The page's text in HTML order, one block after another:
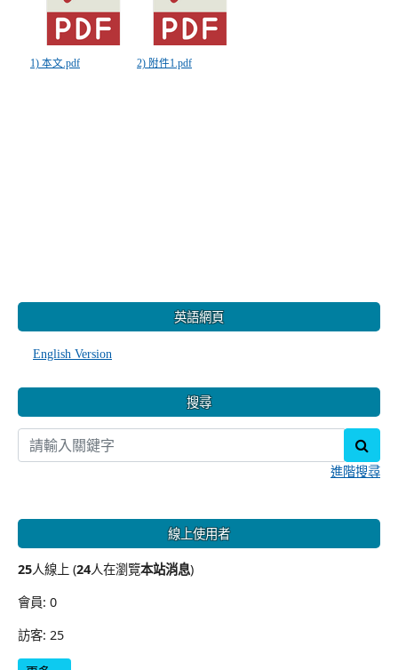
1) 本文.pdf 2) 附件1.pdf
英語網頁
English Version
搜尋
進階搜尋
線上使用者
25人線上 (24人在瀏覽本站消息)
會員: 0
訪客: 25